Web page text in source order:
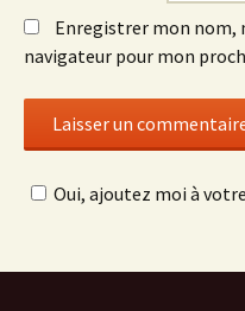
Enregistrer mon nom,
navigateur pour mon
Oui, ajoutez moi à